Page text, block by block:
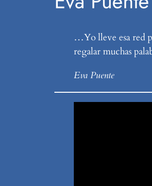
…Yo lleve esa red
regalar muchas
Eva Puente